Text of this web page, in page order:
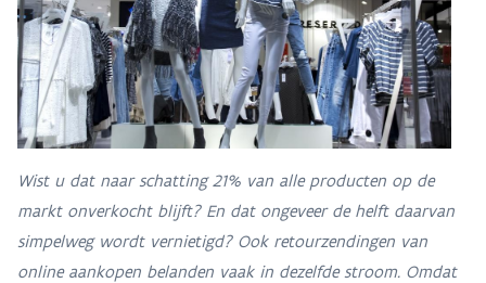
Wist u dat naar schatting 21% van alle producten op de
markt onverkocht blijft? En dat ongeveer de helft daarvan
simpelweg wordt vernietigd? Ook retourzendingen van
online aankopen belanden vaak in dezelfde stroom. Omdat